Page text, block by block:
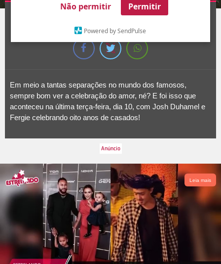
Não permitir Permitir
Powered by SendPulse
Divulgação
/3
Em meio a tantas separações no mundo dos famosos,
sempre bom ver a celebração do amor, né? E foi isso que
aconteceu na última terça-feira, dia 10, com Josh Duhamel e
Fergie celebrando oito anos de casados!
Leia mais